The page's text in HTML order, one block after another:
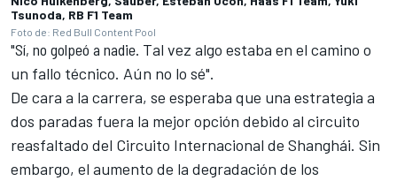
Tsunoda, RB F1 Team
Foto de: Red Bull Content Pool
"Sí, no golpeó a nadie. Tal vez algo estaba en el camino o
un fallo técnico. Aún no lo sé".
De cara a la carrera, se esperaba que una estrategia a
dos paradas fuera la mejor opción debido al circuito
reasfaltado del Circuito Internacional de Shanghái. Sin
embargo, el aumento de la degradación de los